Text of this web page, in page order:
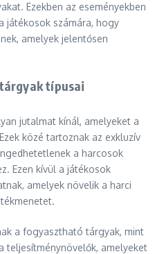
Ezekben az eseményekben
játékosok számára, hogy
amelyek jelentősen
típusai
jutalmat kínál, amelyeket a
közé tartoznak az exkluzív
a harcosok
Ezen kívül a játékosok
amelyek növelik a harci
a fogyasztható tárgyak, mint
teljesítménynövelők, amelyeket